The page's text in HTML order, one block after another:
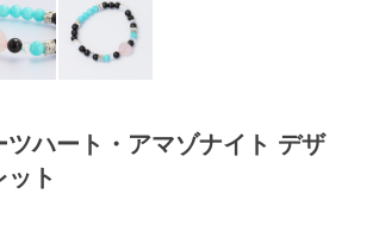
ツハート・アマゾナイト デザ
ト